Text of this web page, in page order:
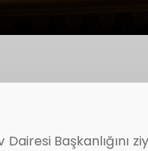
Başkanlığını